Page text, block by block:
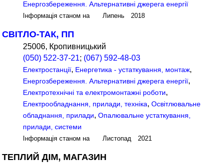
Енергозбереження. Альтернативні джерега енергії
Інформація станом на Липень 2018
СВІТЛО-ТАК, ПП
25006, Кропивницький
(050) 522-37-21; (067) 592-48-03
Електростанції, Енергетика - устаткування, монтаж,
Енергозбереження. Альтернативні джерега енергії,
Електротехнічні та електромонтажні роботи,
Електрообладнання, прилади, техніка,Освітлювальне
обладнання, прилади,Опалювальне устаткування,
прилади, системи
Інформація станом на Листопад 2021
ТЕПЛИЙ ДІМ, МАГАЗИН